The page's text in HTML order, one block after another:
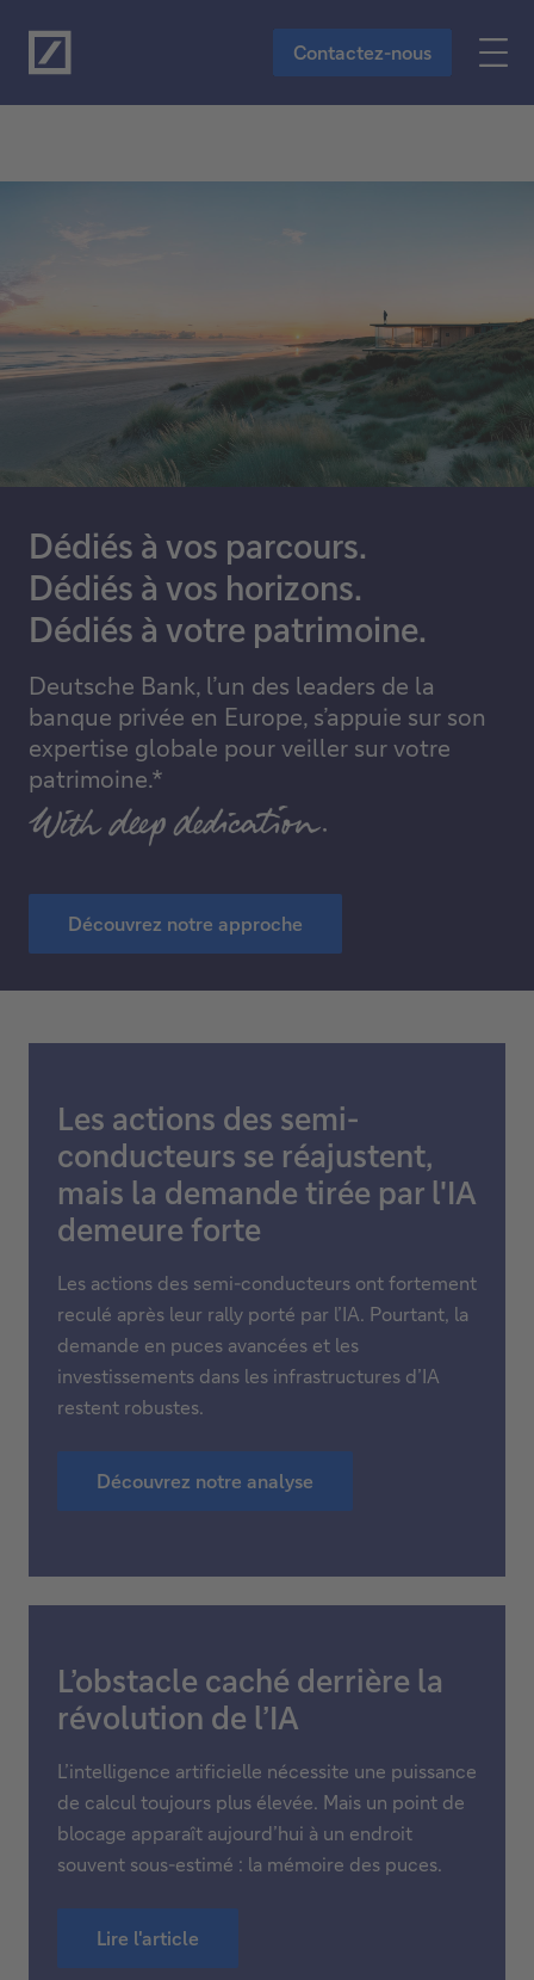
Vers le contenu principal
Contactez-nous
Dédiés à vos parcours.
Dédiés à vos horizons.
Dédiés à votre patrimoine.
Deutsche Bank, l’un des leaders de la
banque privée en Europe, s’appuie sur son
expertise globale pour veiller sur votre
patrimoine.*
Découvrez notre approche
Les actions des semi-
conducteurs se réajustent,
mais la demande tirée par l'IA
demeure forte
Les actions des semi-conducteurs ont fortement
reculé après leur rally porté par l’IA. Pourtant, la
demande en puces avancées et les
investissements dans les infrastructures d’IA
restent robustes.
Découvrez notre analyse
L’obstacle caché derrière la
révolution de l’IA
L’intelligence artificielle nécessite une puissance
de calcul toujours plus élevée. Mais un point de
blocage apparaît aujourd’hui à un endroit
souvent sous-estimé : la mémoire des puces.
Lire l'article